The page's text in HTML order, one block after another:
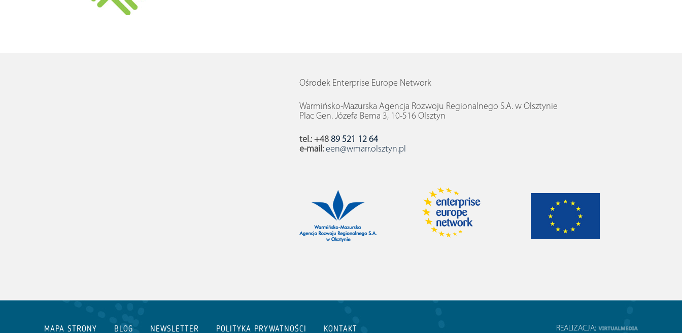
Ośrodek Enterprise Europe Network
Warmińsko-Mazurska Agencja Rozwoju Regionalnego S.A. w Olsztynie
Plac Gen. Józefa Bema 3, 10-516 Olsztyn
tel.: +48 89 521 12 64
e-mail: een@wmarr.olsztyn.pl
MAPA STRONY BLOG NEWSLETTER POLITYKA PRYWATNOŚCI KONTAKT REALIZACJA: